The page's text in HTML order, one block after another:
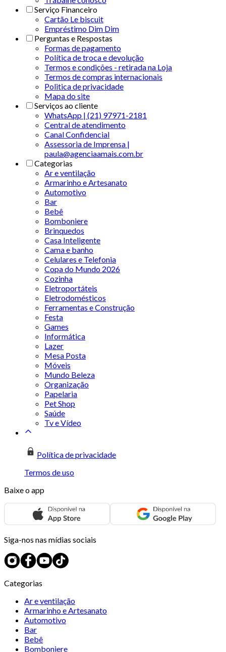
Serviço Financeiro
Cartão Le biscuit
Empréstimo Dim Dim
Perguntas e Respostas
Formas de pagamento
Política de troca e devolução
Termos e condições - retirada na Loja
Termos de compras internacionais
Politica de privacidade
Mapa do site
Serviços ao cliente
WhatsApp | (21) 97971-2181
Central de atendimento
Canal Confidencial
Assessoria de Imprensa |
paula@agenciaamais.com.br
Categorias
Ar e ventilação
Armarinho e Artesanato
Automotivo
Bar
Bebê
Bomboniere
Brinquedos
Casa Inteligente
Cama e banho
Celulares e Telefonia
Copa do Mundo 2026
Cozinha
Eletroportáteis
Eletrodomésticos
Ferramentas e Construção
Festa
Games
Informática
Lazer
Mesa Posta
Móveis
Mundo Beleza
Organização
Papelaria
Pet Shop
Saúde
Tv e Vídeo
Política de privacidade
Termos de uso
Baixe o app
Siga-nos nas mídias sociais
Categorias
Ar e ventilação
Armarinho e Artesanato
Automotivo
Bar
Bebê
Bomboniere